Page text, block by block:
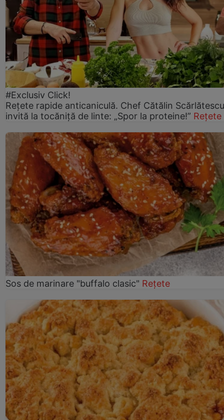
#Exclusiv Click!
Rețete rapide anticaniculă. Chef Cătălin
invită la tocăniță de linte: „Spor la proteine!” Rețete
Sos de marinare "buffalo clasic" Rețete